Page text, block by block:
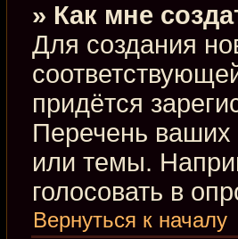
» Как мне
Для создания
придётся
Перечень ваших
или темы.
голосовать в
Вернуться к началу